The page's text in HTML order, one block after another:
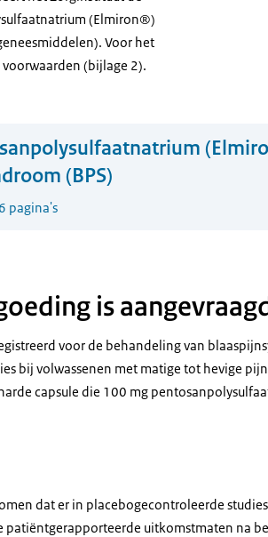
(Elmiron®)
Voor het
(bijlage 2).
(BPS)
pagina's
is
voor de behandeling van
bij volwassenen met matige tot hevige
capsule die 100 mg
dat er in placebogecontroleerde
patiëntgerapporteerde uitkomstmaten na